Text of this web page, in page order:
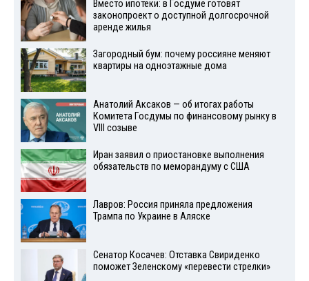
Вместо ипотеки: в Госдуме готовят
законопроект о доступной долгосрочной
аренде жилья
Загородный бум: почему россияне меняют
квартиры на одноэтажные дома
Анатолий Аксаков — об итогах работы
Комитета Госдумы по финансовому рынку в
VIII созыве
Иран заявил о приостановке выполнения
обязательств по меморандуму с США
Лавров: Россия приняла предложения
Трампа по Украине в Аляске
Сенатор Косачев: Отставка Свириденко
поможет Зеленскому «перевести стрелки»